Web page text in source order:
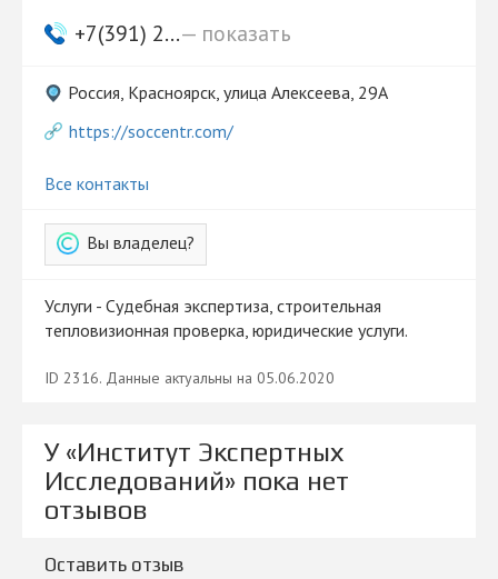
+7(391) 2...— показать
Россия, Красноярск, улица Алексеева, 29А
https://soccentr.com/
Все контакты
Вы владелец?
Услуги - Судебная экспертиза, строительная
тепловизионная проверка, юридические услуги.
ID 2316. Данные актуальны на 05.06.2020
У «Институт Экспертных
Исследований» пока нет
отзывов
Оставить отзыв